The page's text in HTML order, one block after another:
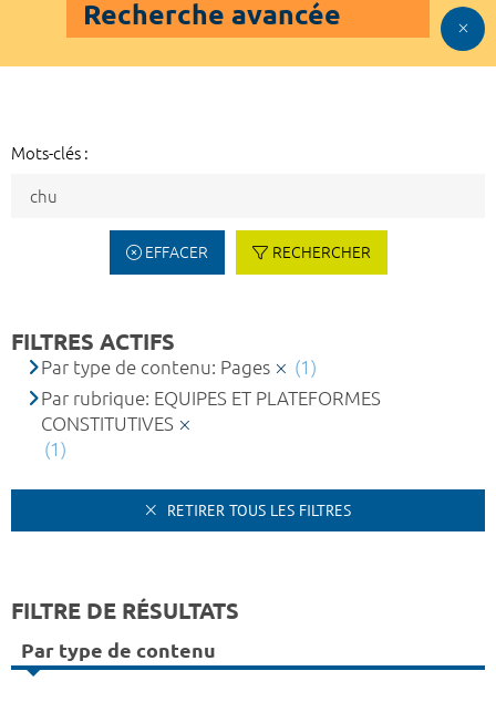
Recherche avancée
Mots-clés :
EFFACER RECHERCHER
FILTRES ACTIFS
Par type de contenu: Pages
(1)
Par rubrique: EQUIPES ET PLATEFORMES
CONSTITUTIVES
(1)
RETIRER TOUS LES FILTRES
FILTRE DE RÉSULTATS
Par type de contenu